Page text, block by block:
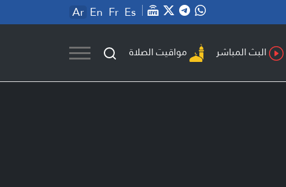
Ar En Fr Es
البث المباشر مواقيت الصلاة